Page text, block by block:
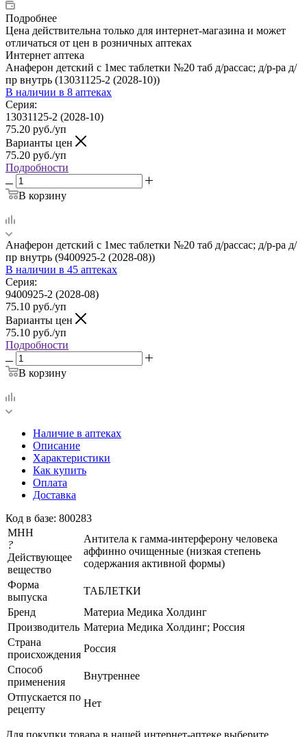
Подробнее
Цена действительна только для интернет-магазина и может
отличаться от цен в розничных аптеках
Интернет аптека
Анаферон детский с 1мес таблетки №20 таб д/рассас; д/р-ра д/
пр внутрь (13031125-2 (2028-10))
В наличии в 8 аптеках
Серия:
13031125-2 (2028-10)
75.20 руб./уп
Варианты цен
75.20 руб./уп
Подробности
В корзину
Анаферон детский с 1мес таблетки №20 таб д/рассас; д/р-ра д/
пр внутрь (9400925-2 (2028-08))
В наличии в 45 аптеках
Серия:
9400925-2 (2028-08)
75.10 руб./уп
Варианты цен
75.10 руб./уп
Подробности
В корзину
Наличие в аптеках
Описание
Характеристики
Как купить
Оплата
Доставка
Код в базе: 800283
МНН
?
Действующее
вещество
Антитела к гамма-интерферону человека
аффинно очищенные (низкая степень
содержания активной формы)
Форма
выпуска
ТАБЛЕТКИ
Бренд
Материа Медика Холдинг
Производитель Материа Медика Холдинг; Россия
Страна
происхождения
Россия
Способ
применения
Внутреннее
Отпускается по
рецепту
Нет
Для покупки товара в нашей интернет-аптеке выберите